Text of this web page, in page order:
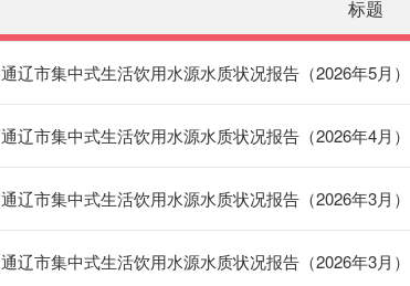
标题
通辽市集中式生活饮用水源水质状况报告（2026年5月）
通辽市集中式生活饮用水源水质状况报告（2026年4月）
通辽市集中式生活饮用水源水质状况报告（2026年3月）
通辽市集中式生活饮用水源水质状况报告（2026年3月）